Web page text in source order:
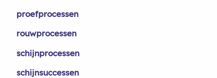
proefprocessen
rouwprocessen
schijnprocessen
schijnsuccessen